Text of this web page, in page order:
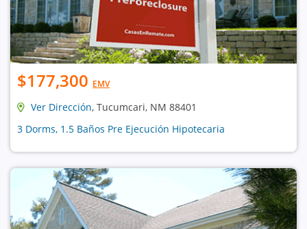
$177,300 EMV
Ver Dirección, Tucumcari, NM 88401
3 Dorms, 1.5 Baños Pre Ejecución Hipotecaria